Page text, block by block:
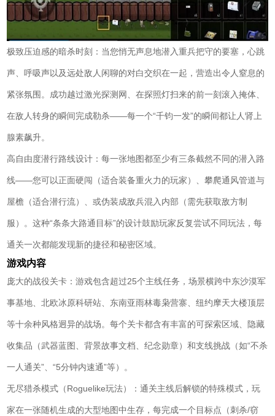
极致压迫感的暗杀时刻：当您悄无声息地潜入重兵把守的要塞，心跳
声、呼吸声以及远处敌人闲聊的对白交织在一起，营造出令人窒息的
紧张氛围。成功越过激光探测网、在探照灯扫来的前一刻滚入掩体、
在敌人转身的瞬间完成勒杀——每一个“千钧一发”的瞬间都让人肾上
腺素飙升。
高自由度潜行路线设计：每一张地图都至少有三条截然不同的潜入路
线——您可以正面硬闯（适合装备重火力的玩家）、攀爬通风管道与
屋檐（适合潜行流）、或伪装成敌兵混入内部（需先获取敌方制
服）。这种“条条大路通目标”的设计鼓励玩家反复尝试不同玩法，每
通关一次都能发现新的捷径和秘密区域。
游戏内容
庞大的战役关卡：游戏包含超过25个主线任务，场景横跨中东沙漠军
事基地、北欧冰原科研站、东南亚雨林毒枭营寨、纽约摩天大楼顶层
等十余种风格迥异的战场。每个关卡都含有丰富的可探索区域、隐藏
收集品（武器蓝图、背景故事文档、纪念勋章）和支线挑战（如“不杀
一人通关”、“5分钟内速通”等）。
无尽猎杀模式（Roguelike玩法）：通关主线后解锁的特殊模式，玩
家在一张随机生成的大型地图中生存，每完成一个目标点（刺杀/窃